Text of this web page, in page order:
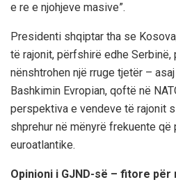
e re e njohjeve masive”.
Presidenti shqiptar tha se
të rajonit, përfshirë edhe Serbinë,
nënshtrohen një rruge tjetër –
Bashkimin Evropian, qoftë në
perspektiva e vendeve të rajonit
shprehur në mënyrë frekuente
euroatlantike.
Opinioni i GJND-së – fitore për